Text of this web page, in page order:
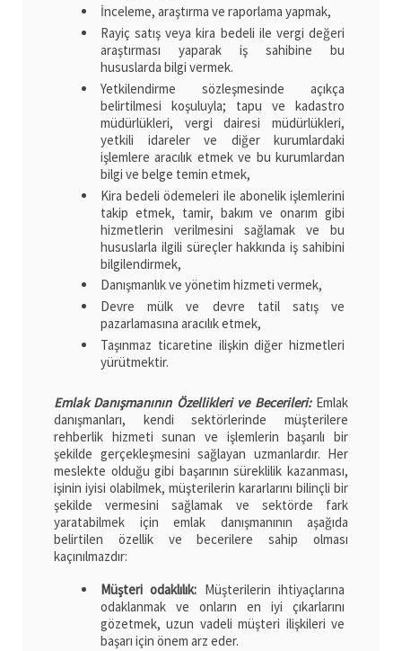
İnceleme, araştırma ve raporlama yapmak,
Rayiç satış veya kira bedeli ile vergi değeri
araştırması yaparak iş sahibine bu
hususlarda bilgi vermek.
Yetkilendirme sözleşmesinde açıkça
belirtilmesi koşuluyla; tapu ve kadastro
müdürlükleri, vergi dairesi müdürlükleri,
yetkili idareler ve diğer kurumlardaki
işlemlere aracılık etmek ve bu kurumlardan
bilgi ve belge temin etmek,
Kira bedeli ödemeleri ile abonelik işlemlerini
takip etmek, tamir, bakım ve onarım gibi
hizmetlerin verilmesini sağlamak ve bu
hususlarla ilgili süreçler hakkında iş sahibini
bilgilendirmek,
Danışmanlık ve yönetim hizmeti vermek,
Devre mülk ve devre tatil satış ve
pazarlamasına aracılık etmek,
Taşınmaz ticaretine ilişkin diğer hizmetleri
yürütmektir.
Emlak Danışmanının Özellikleri ve Becerileri:Emlak
danışmanları, kendi sektörlerinde müşterilere
rehberlik hizmeti sunan ve işlemlerin başarılı bir
şekilde gerçekleşmesini sağlayan uzmanlardır. Her
meslekte olduğu gibi başarının süreklilik kazanması,
işinin iyisi olabilmek, müşterilerin kararlarını bilinçli bir
şekilde vermesini sağlamak ve sektörde fark
yaratabilmek için emlak danışmanının aşağıda
belirtilen özellik ve becerilere sahip olması
kaçınılmazdır:
Müşteri odaklılık: Müşterilerin ihtiyaçlarına
odaklanmak ve onların en iyi çıkarlarını
gözetmek, uzun vadeli müşteri ilişkileri ve
başarı için önem arz eder.